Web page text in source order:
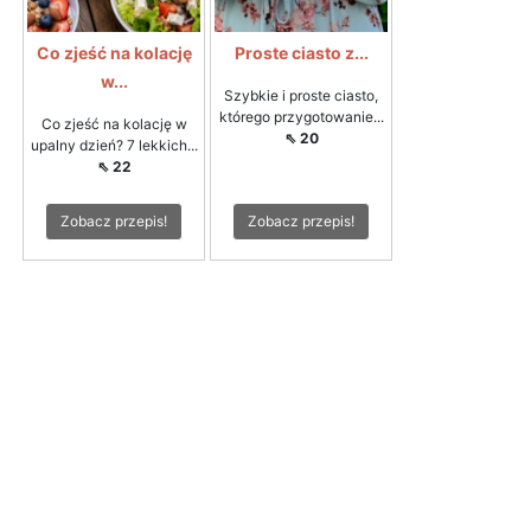
Co zjeść na kolację
w...
Co zjeść na kolację w
upalny dzień? 7 lekkich...
⇖ 22
Zobacz przepis!
Proste ciasto z...
Szybkie i proste ciasto,
którego przygotowanie...
⇖ 20
Zobacz przepis!